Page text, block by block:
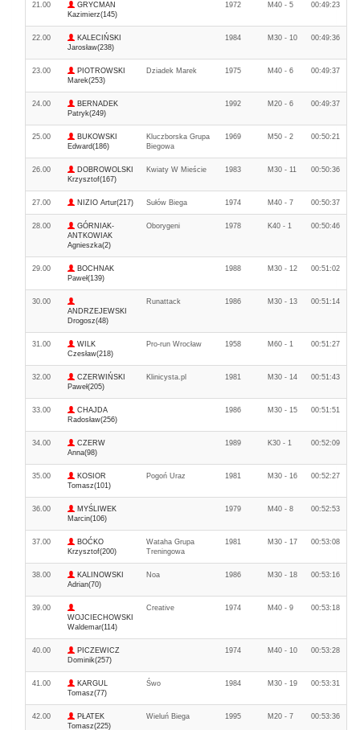
21.00
GRYCMAN
Kazimierz(145)
1972 M40 - 5 00:49:23
22.00
KALECIŃSKI
Jarosław(238)
1984 M30 - 10 00:49:36
23.00
PIOTROWSKI
Marek(253)
Dziadek Marek 1975 M40 - 6 00:49:37
24.00
BERNADEK
Patryk(249)
1992 M20 - 6 00:49:37
25.00
BUKOWSKI
Edward(186)
Kluczborska Grupa
Biegowa
1969 M50 - 2 00:50:21
26.00
DOBROWOLSKI
Krzysztof(167)
Kwiaty W Mieście 1983 M30 - 11 00:50:36
27.00 NIZIO Artur(217) Sułów Biega 1974 M40 - 7 00:50:37
28.00
GÓRNIAK-
ANTKOWIAK
Agnieszka(2)
Oborygeni 1978 K40 - 1 00:50:46
29.00
BOCHNAK
Paweł(139)
1988 M30 - 12 00:51:02
30.00
ANDRZEJEWSKI
Drogosz(48)
Runattack 1986 M30 - 13 00:51:14
31.00
WILK
Czesław(218)
Pro-run Wrocław 1958 M60 - 1 00:51:27
32.00
CZERWIŃSKI
Paweł(205)
Klinicysta.pl 1981 M30 - 14 00:51:43
33.00
CHAJDA
Radosław(256)
1986 M30 - 15 00:51:51
34.00
CZERW
Anna(98)
1989 K30 - 1 00:52:09
35.00
KOSIOR
Tomasz(101)
Pogoń Uraz 1981 M30 - 16 00:52:27
36.00
MYŚLIWEK
Marcin(106)
1979 M40 - 8 00:52:53
37.00
BOĆKO
Krzysztof(200)
Wataha Grupa
Treningowa
1981 M30 - 17 00:53:08
38.00
KALINOWSKI
Adrian(70)
Noa 1986 M30 - 18 00:53:16
39.00
WOJCIECHOWSKI
Waldemar(114)
Creative 1974 M40 - 9 00:53:18
40.00
PICZEWICZ
Dominik(257)
1974 M40 - 10 00:53:28
41.00
KARGUL
Tomasz(77)
Śwo 1984 M30 - 19 00:53:31
42.00
PŁATEK
Tomasz(225)
Wieluń Biega 1995 M20 - 7 00:53:36